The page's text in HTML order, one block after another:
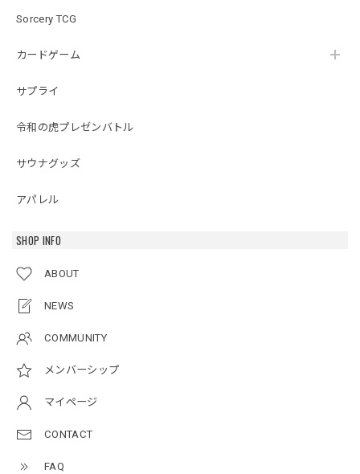
Sorcery TCG
カードゲーム
サプライ
令和の虎プレゼンバトル
サウナグッズ
アパレル
SHOP INFO
ABOUT
NEWS
COMMUNITY
メンバーシップ
マイページ
CONTACT
FAQ